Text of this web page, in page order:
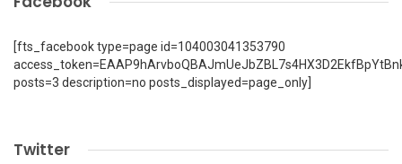
[fts_facebook type=page id=104003041353790
posts=3 description=no posts_displayed=page_only]
Twitter